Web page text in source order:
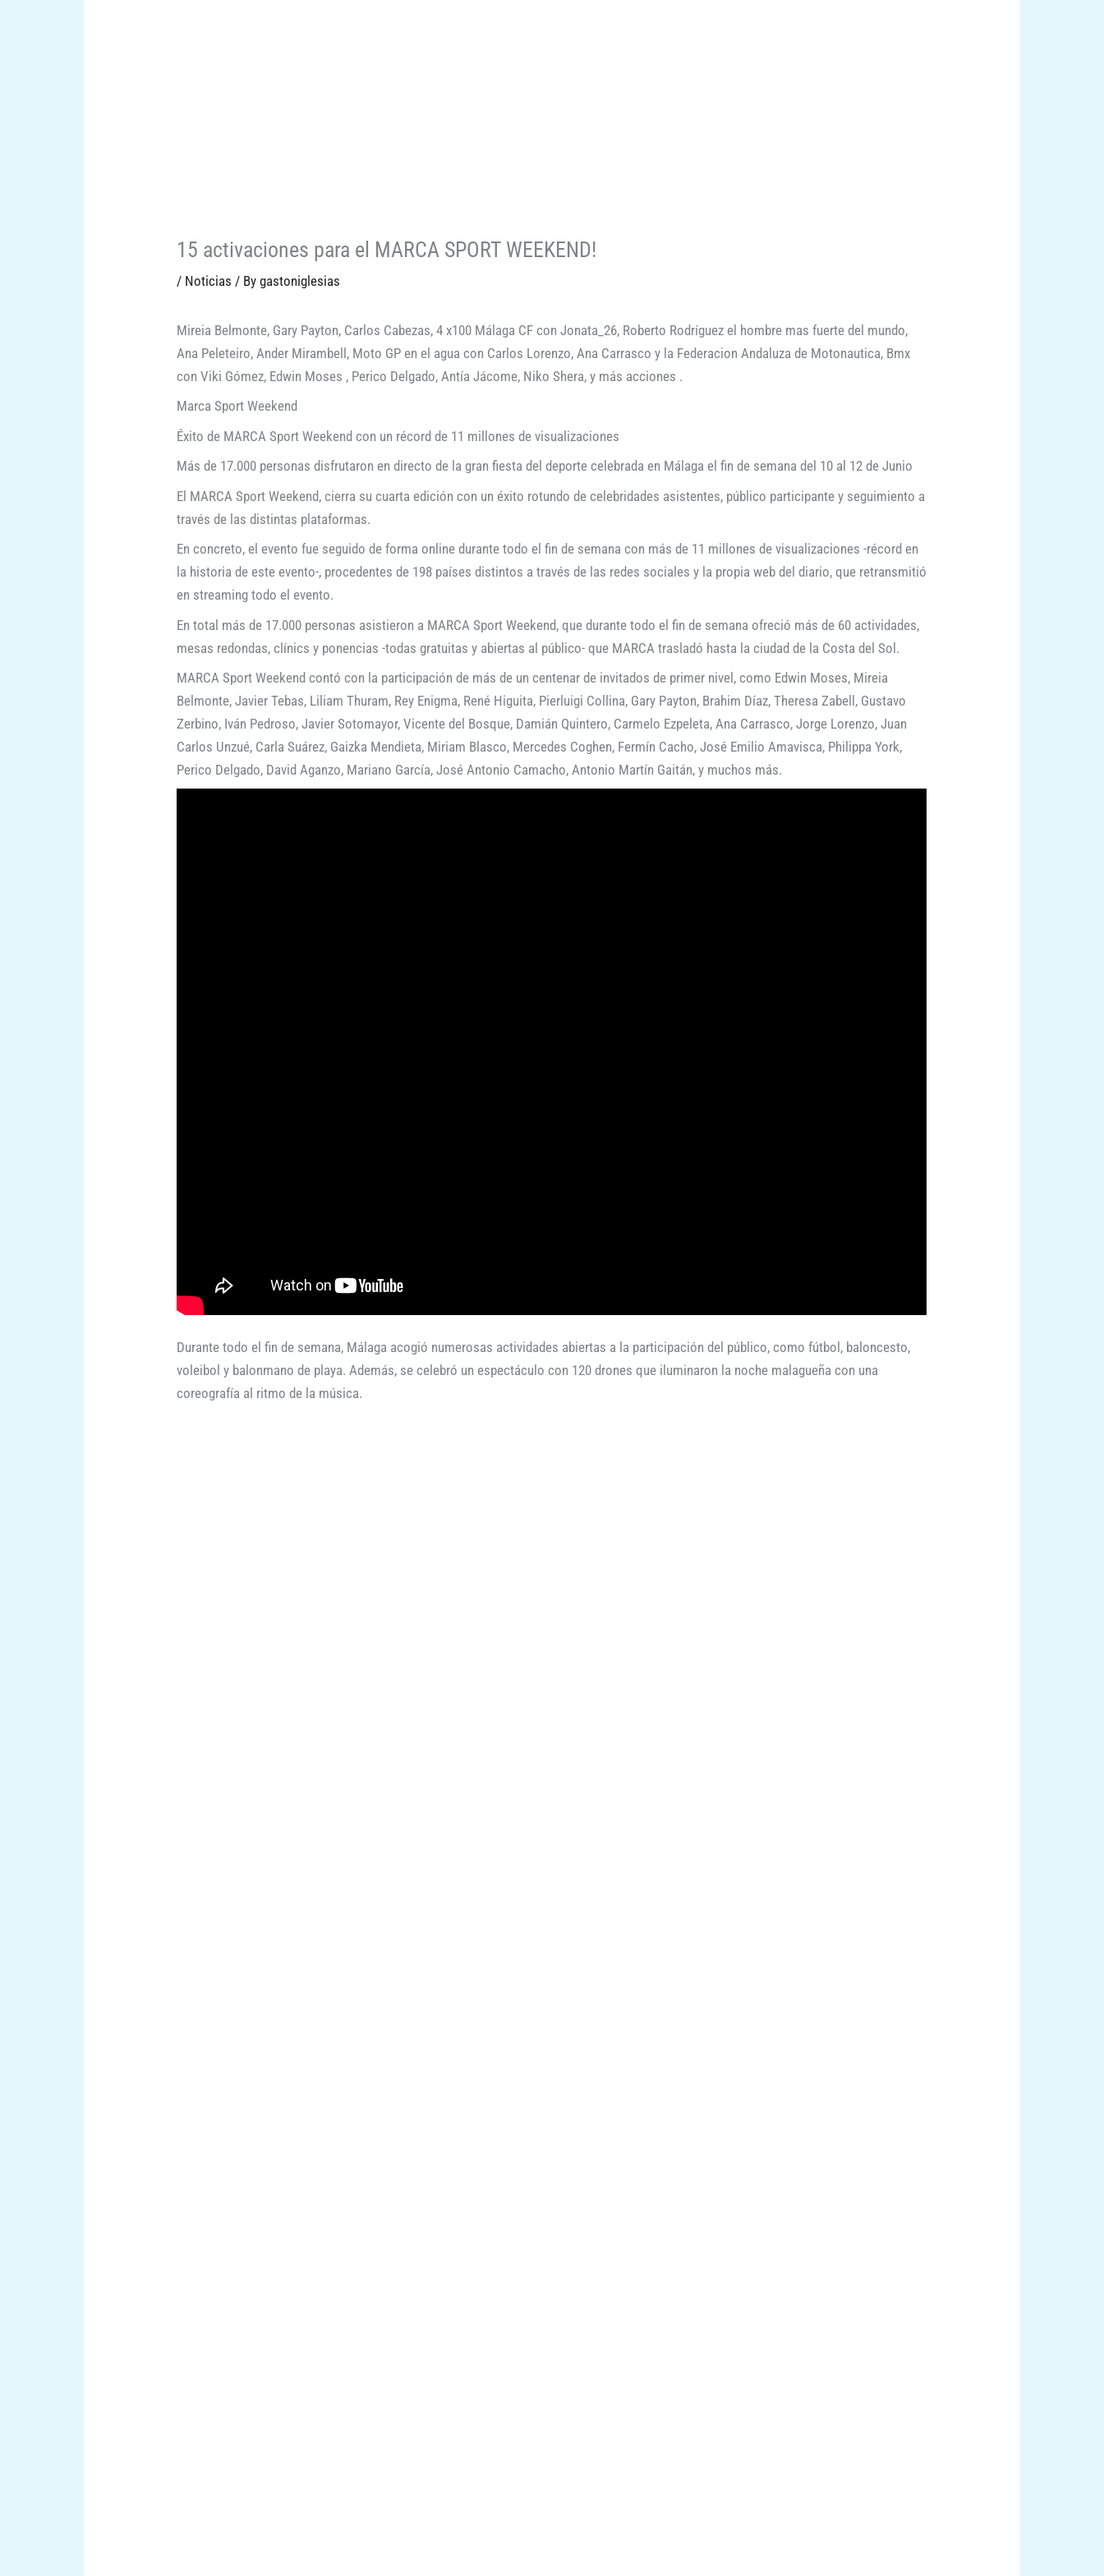
15 activaciones para el MARCA SPORT WEEKEND!
/ Noticias / Bygastoniglesias
Mireia Belmonte, Gary Payton, Carlos Cabezas, 4 x100 Málaga CF con Jonata_26, Roberto Rodríguez el hombre mas fuerte del mundo,
Ana Peleteiro, Ander Mirambell, Moto GP en el agua con Carlos Lorenzo, Ana Carrasco y la Federacion Andaluza de Motonautica, Bmx
con Viki Gómez, Edwin Moses , Perico Delgado, Antía Jácome, Niko Shera, y más acciones .
Marca Sport Weekend
Éxito de MARCA Sport Weekend con un récord de 11 millones de visualizaciones
Más de 17.000 personas disfrutaron en directo de la gran fiesta del deporte celebrada en Málaga el fin de semana del 10 al 12 de Junio
El MARCA Sport Weekend, cierra su cuarta edición con un éxito rotundo de celebridades asistentes, público participante y seguimiento a
través de las distintas plataformas.
En concreto, el evento fue seguido de forma online durante todo el fin de semana con más de 11 millones de visualizaciones -récord en
la historia de este evento-, procedentes de 198 países distintos a través de las redes sociales y la propia web del diario, que retransmitió
en streaming todo el evento.
En total más de 17.000 personas asistieron a MARCA Sport Weekend, que durante todo el fin de semana ofreció más de 60 actividades,
mesas redondas, clínics y ponencias -todas gratuitas y abiertas al público- que MARCA trasladó hasta la ciudad de la Costa del Sol.
MARCA Sport Weekend contó con la participación de más de un centenar de invitados de primer nivel, como Edwin Moses, Mireia
Belmonte, Javier Tebas, Liliam Thuram, Rey Enigma, René Higuita, Pierluigi Collina, Gary Payton, Brahim Díaz, Theresa Zabell, Gustavo
Zerbino, Iván Pedroso, Javier Sotomayor, Vicente del Bosque, Damián Quintero, Carmelo Ezpeleta, Ana Carrasco, Jorge Lorenzo, Juan
Carlos Unzué, Carla Suárez, Gaizka Mendieta, Miriam Blasco, Mercedes Coghen, Fermín Cacho, José Emilio Amavisca, Philippa York,
Perico Delgado, David Aganzo, Mariano García, José Antonio Camacho, Antonio Martín Gaitán, y muchos más.
Durante todo el fin de semana, Málaga acogió numerosas actividades abiertas a la participación del público, como fútbol, baloncesto,
voleibol y balonmano de playa. Además, se celebró un espectáculo con 120 drones que iluminaron la noche malagueña con una
coreografía al ritmo de la música.